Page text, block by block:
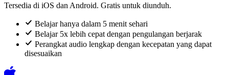
Tersedia di iOS dan Android. Gratis untuk diunduh.
Belajar hanya dalam 5 menit sehari
Belajar 5x lebih cepat dengan pengulangan berjarak
Perangkat audio lengkap dengan kecepatan yang dapat
disesuaikan